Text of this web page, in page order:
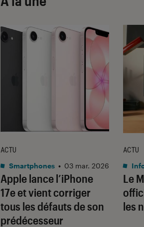
Apple lance l’iPhone
17e et vient corriger
tous les défauts de son
prédécesseur
ACTU
Smartphones • 03 mar. 2026
Le
les
ACTU